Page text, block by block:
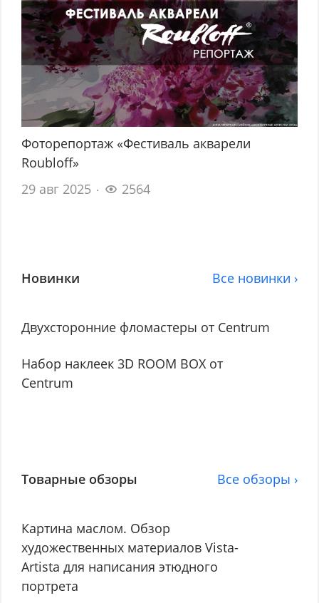
Фоторепортаж «Фестиваль акварели
Roubloff»
29 авг 2025
2564
Новинки Все новинки ›
Двухсторонние фломастеры от Centrum
Набор наклеек 3D ROOM BOX от
Centrum
Товарные обзоры Все обзоры ›
Картина маслом. Обзор
художественных материалов Vista-
Artista для написания этюдного
портрета